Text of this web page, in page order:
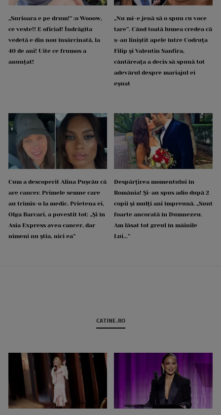
„Surioara e pe drum!” :o Wooow,
ce veste!! E oficial! Îndrăgita
vedetă e din nou însărcinată, la
40 de ani! Uite ce frumos a
anunțat!
„Nu mi-e jenă să o spun cu voce
tare”. Când toată lumea credea că
s-au liniștit apele între Codruța
Filip și Valentin Sanfira,
cântăreața a decis să spună tot
adevărul despre mariajul ei
eșuat
Cum a descoperit Alina Pușcău că
are cancer. Primele semne care
au trimis-o la medic. Prietena ei,
Olga Barcari, a povestit tot: „Și în
Asia Express avea cancer, dar
nimeni nu știa, nici ea”
Despărțirea momentului în
România! Și-au spus adio după 2
copii și mulți ani împreună. „Sunt
foarte ancorată în Dumnezeu.
Am lăsat tot greul în mâinile
Lui...”
CATINE.RO